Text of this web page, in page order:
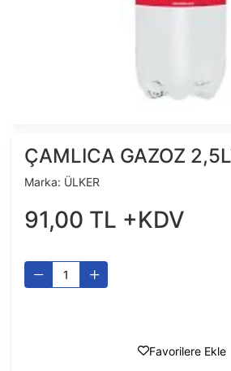
ÇAMLICA GAZOZ
Marka: ÜLKER
91,00 TL +KDV
Favorilere Ekle